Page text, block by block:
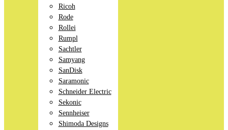
Ricoh
Rode
Rollei
Rumpl
Sachtler
Samyang
SanDisk
Saramonic
Schneider Electric
Sekonic
Sennheiser
Shimoda Designs